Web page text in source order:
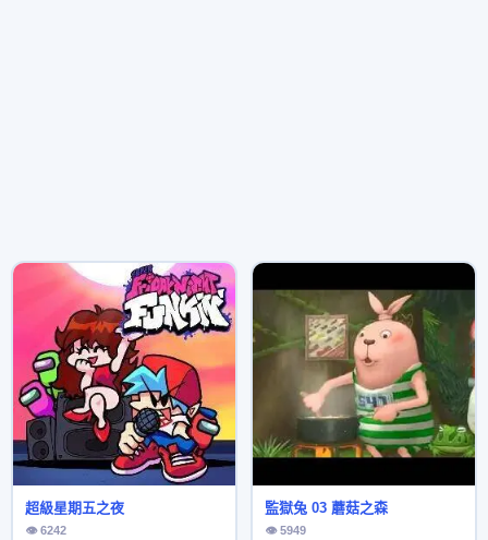
超級星期五之夜
👁 6242
監獄兔 03 蘑菇之森
👁 5949